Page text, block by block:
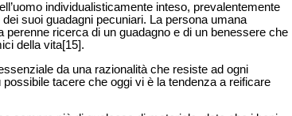
individualisticamente inteso, prevalentemente
suoi guadagni pecuniari. La persona umana
perenne ricerca di un guadagno e di un benessere che
della vita[15].
da una razionalità che resiste ad ogni
tacere che oggi vi è la tendenza a reificare